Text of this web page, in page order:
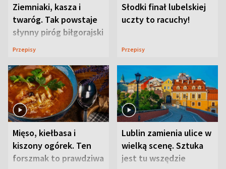
Ziemniaki, kasza i
twaróg. Tak powstaje
słynny piróg biłgorajski
Przepisy
Słodki finał lubelskiej
uczty to racuchy!
Przepisy
Mięso, kiełbasa i
kiszony ogórek. Ten
forszmak to prawdziwa
Lublin zamienia ulice w
wielką scenę. Sztuka
jest tu wszędzie